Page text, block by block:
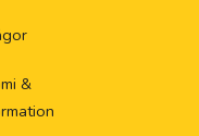
&